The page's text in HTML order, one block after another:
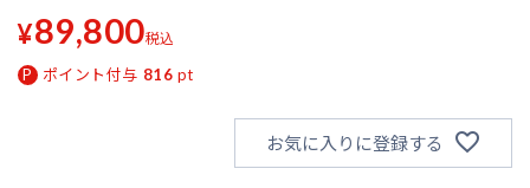
¥89,800税込
ポイント付与 816 pt
お気に入りに登録する